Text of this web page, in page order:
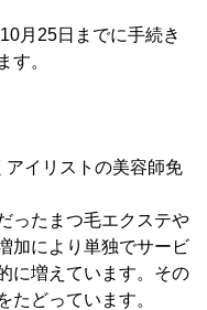
月25日までに手続き
す。
イリストの美容師免
ったまつ毛エクステや
加により単独でサービ
に増えています。その
たどっています。